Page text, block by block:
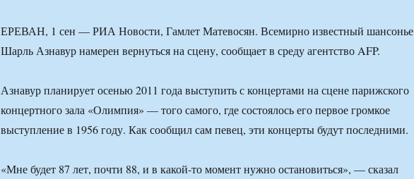
ЕРЕВАН, 1 сен — РИА Новости, Гамлет Матевосян. Всемирно известный шансонье
Шарль Азнавур намерен вернуться на сцену, сообщает в среду агентство AFP.
Азнавур планирует осенью 2011 года выступить с концертами на сцене парижского
концертного зала «Олимпия» — того самого, где состоялось его первое громкое
выступление в 1956 году. Как сообщил сам певец, эти концерты будут последними.
«Мне будет 87 лет, почти 88, и в какой-то момент нужно остановиться», — сказал